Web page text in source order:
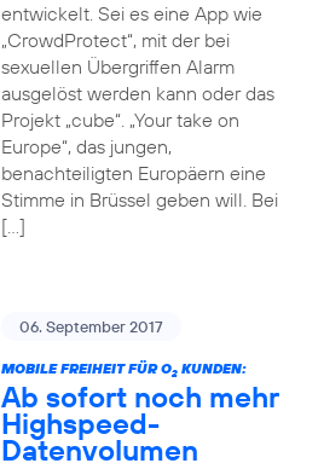
entwickelt. Sei es eine App wie
„CrowdProtect“, mit der bei
sexuellen Übergriffen Alarm
ausgelöst werden kann oder das
Projekt „cube“. „Your take on
Europe“, das jungen,
benachteiligten Europäern eine
Stimme in Brüssel geben will. Bei
[…]
06. September 2017
MOBILE FREIHEIT FÜR O2KUNDEN:
Ab sofort noch mehr
Highspeed-
Datenvolumen